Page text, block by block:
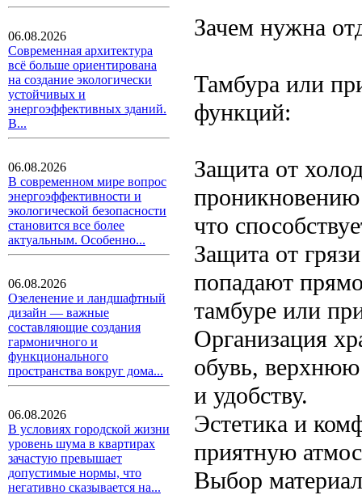
06.08.2026
Современная архитектура
всё больше ориентирована
на создание экологически
устойчивых и
энергоэффективных зданий.
В...
06.08.2026
В современном мире вопрос
энергоэффективности и
экологической безопасности
становится все более
актуальным. Особенно...
06.08.2026
Озеленение и ландшафтный
дизайн — важные
составляющие создания
гармоничного и
функционального
пространства вокруг дома...
06.08.2026
В условиях городской жизни
уровень шума в квартирах
зачастую превышает
допустимые нормы, что
негативно сказывается на...
Зачем нужна
Тамбура или
функций:
Защита от
проникновению
что
Защита от
попадают
тамбуре или
Организация
обувь, верхнюю
и удобству.
Эстетика и
приятную
Выбор